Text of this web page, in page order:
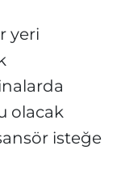
yeri
olacak
isteğe